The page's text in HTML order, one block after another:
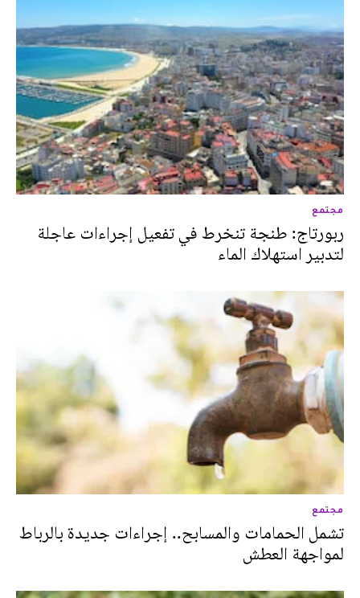
مجتمع
ربورتاج: طنجة تنخرط في تفعيل إجراءات عاجلة
لتدبير استهلاك الماء
مجتمع
تشمل الحمامات والمسابح.. إجراءات جديدة بالرباط
لمواجهة العطش